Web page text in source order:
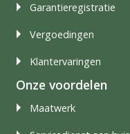
Garantieregistratie
Vergoedingen
Klantervaringen
Onze voordelen
Maatwerk